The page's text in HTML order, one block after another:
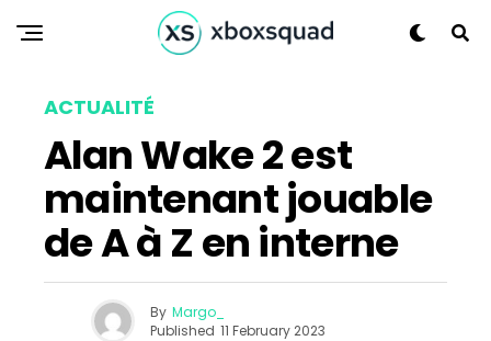
ACTUALITÉ
Alan Wake 2 est
maintenant jouable
de A à Z en interne
By Margo_
Published 11 February 2023
Flipboard
Reddit
Pinterest
Whatsapp